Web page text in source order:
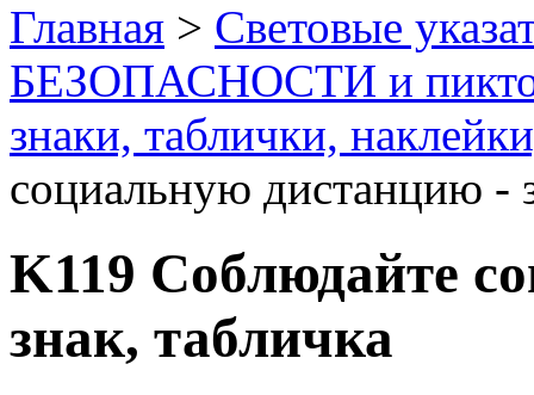
Главная > Световые
БЕЗОПАСНОСТИ и
знаки, таблички,
социальную дистанцию -
K119 Соблюдайте
знак, табличка